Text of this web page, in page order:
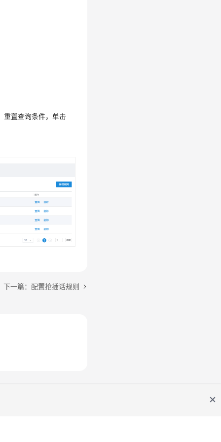
重置查询条件，单击
下一篇：配置抢插话规则